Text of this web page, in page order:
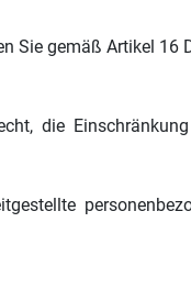
gemäß Artikel
die